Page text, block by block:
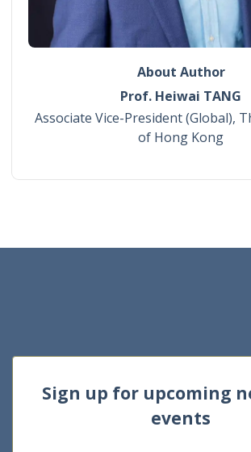
About Author
Prof. Heiwai TANG
Associate Vice-President (Global),
of Hong Kong
Sign up for upcoming
events